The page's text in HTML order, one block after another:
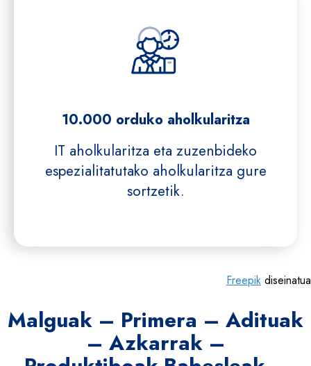
10.000 orduko aholkularitza
IT aholkularitza eta zuzenbideko
espezialitatutako aholkularitza gure
sortzetik.
Freepik diseinatua
Malguak – Primera – Adituak
– Azkarrak –